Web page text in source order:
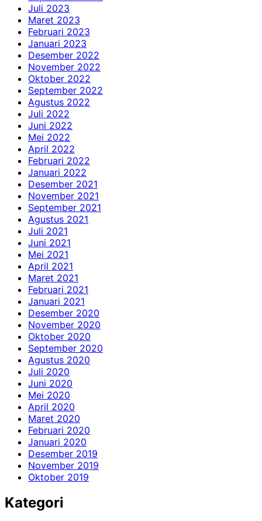
Juli 2023
Maret 2023
Februari 2023
Januari 2023
Desember 2022
November 2022
Oktober 2022
September 2022
Agustus 2022
Juli 2022
Juni 2022
Mei 2022
April 2022
Februari 2022
Januari 2022
Desember 2021
November 2021
September 2021
Agustus 2021
Juli 2021
Juni 2021
Mei 2021
April 2021
Maret 2021
Februari 2021
Januari 2021
Desember 2020
November 2020
Oktober 2020
September 2020
Agustus 2020
Juli 2020
Juni 2020
Mei 2020
April 2020
Maret 2020
Februari 2020
Januari 2020
Desember 2019
November 2019
Oktober 2019
Kategori